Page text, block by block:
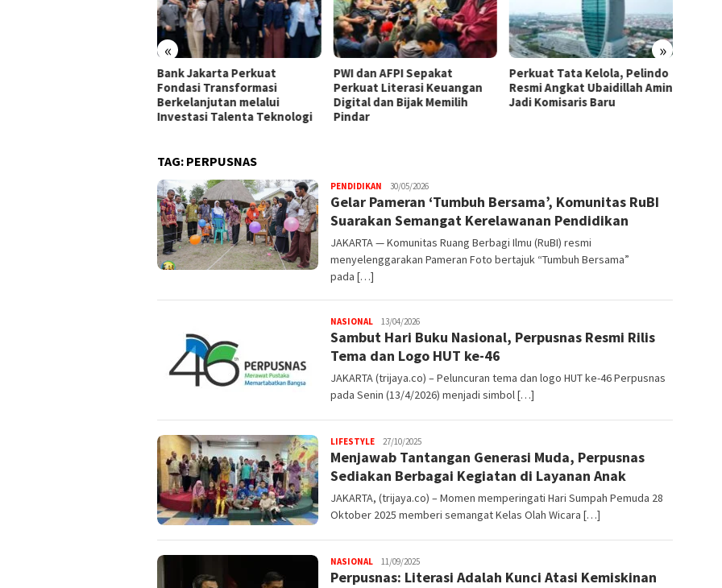
« »
PWI dan AFPI Sepakat
Perkuat Literasi Keuangan
Digital dan Bijak Memilih
Pindar
​Perkuat Tata Kelola, Pelindo
Resmi Angkat Ubaidillah Amin
Jadi Komisaris Baru
BPKH Limited dan Mitra
Bangun Ekosistem Digital
Haji Terintegrasi
TAG: PERPUSNAS
PENDIDIKAN Trijaya
.co
30/05/2026
Gelar Pameran ‘Tumbuh Bersama’, Komunitas RuBI
Suarakan Semangat Kerelawanan Pendidikan
JAKARTA — Komunitas Ruang Berbagi Ilmu (RuBI) resmi
menyelenggarakan Pameran Foto bertajuk “Tumbuh Bersama”
pada […]
NASIONAL Trijaya
.co
13/04/2026
Sambut Hari Buku Nasional, Perpusnas Resmi Rilis
Tema dan Logo HUT ke-46
JAKARTA (trijaya.co) – Peluncuran tema dan logo HUT ke-46 Perpusnas
pada Senin (13/4/2026) menjadi simbol […]
LIFESTYLE Trijaya
.co
27/10/2025
Menjawab Tantangan Generasi Muda, Perpusnas
Sediakan Berbagai Kegiatan di Layanan Anak
JAKARTA, (trijaya.co) – Momen memperingati Hari Sumpah Pemuda 28
Oktober 2025 memberi semangat Kelas Olah Wicara […]
NASIONAL Trijaya
.co
11/09/2025
Perpusnas: Literasi Adalah Kunci Atasi Kemiskinan